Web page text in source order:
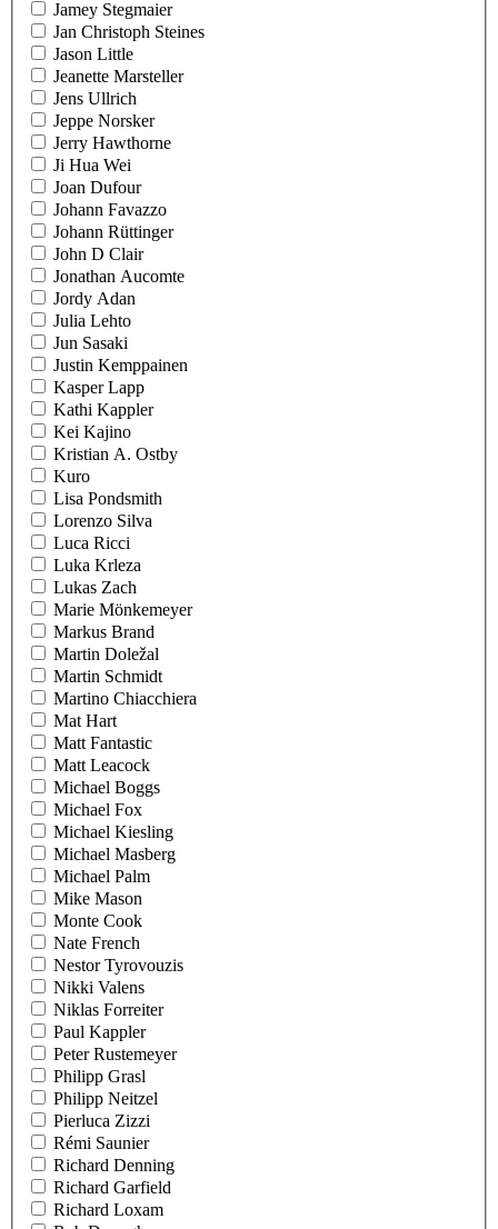
Jamey Stegmaier
Jan Christoph Steines
Jason Little
Jeanette Marsteller
Jens Ullrich
Jeppe Norsker
Jerry Hawthorne
Ji Hua Wei
Joan Dufour
Johann Favazzo
Johann Rüttinger
John D Clair
Jonathan Aucomte
Jordy Adan
Julia Lehto
Jun Sasaki
Justin Kemppainen
Kasper Lapp
Kathi Kappler
Kei Kajino
Kristian A. Ostby
Kuro
Lisa Pondsmith
Lorenzo Silva
Luca Ricci
Luka Krleza
Lukas Zach
Marie Mönkemeyer
Markus Brand
Martin Doležal
Martin Schmidt
Martino Chiacchiera
Mat Hart
Matt Fantastic
Matt Leacock
Michael Boggs
Michael Fox
Michael Kiesling
Michael Masberg
Michael Palm
Mike Mason
Monte Cook
Nate French
Nestor Tyrovouzis
Nikki Valens
Niklas Forreiter
Paul Kappler
Peter Rustemeyer
Philipp Grasl
Philipp Neitzel
Pierluca Zizzi
Rémi Saunier
Richard Denning
Richard Garfield
Richard Loxam